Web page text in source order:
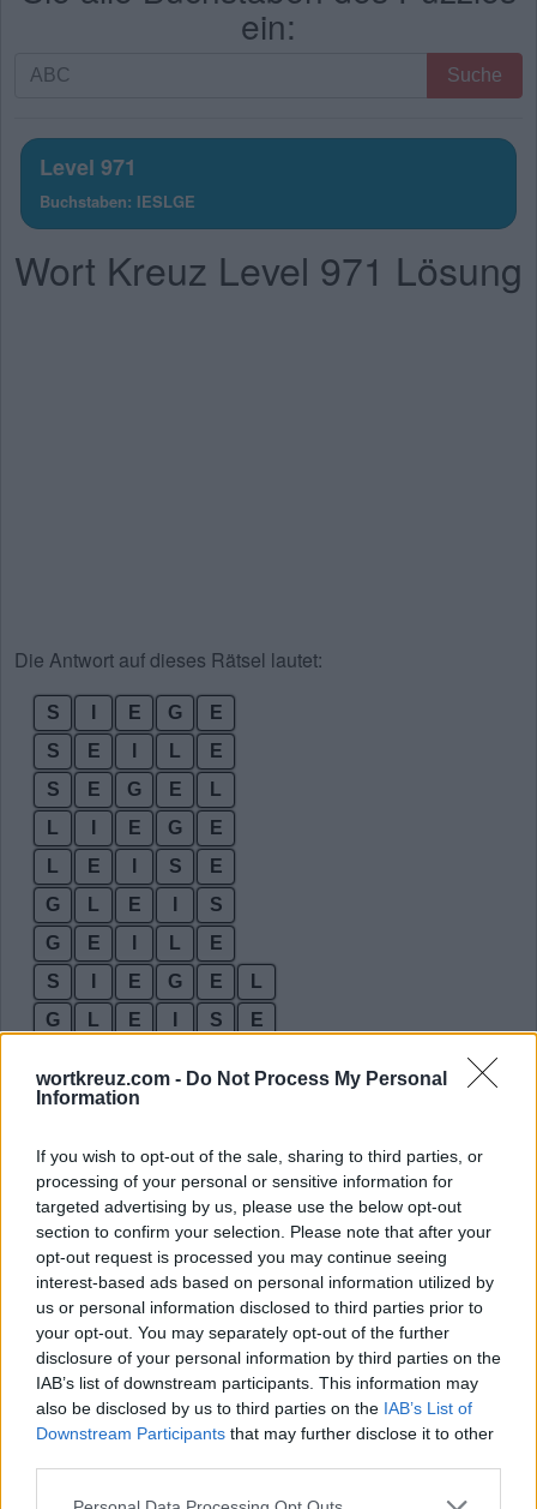
wortkreuz.com - Do Not Process My Personal
Information
If you wish to opt-out of the sale, sharing to third parties, or
processing of your personal or sensitive information for
targeted advertising by us, please use the below opt-out
section to confirm your selection. Please note that after your
opt-out request is processed you may continue seeing
interest-based ads based on personal information utilized by
us or personal information disclosed to third parties prior to
your opt-out. You may separately opt-out of the further
disclosure of your personal information by third parties on the
IAB’s list of downstream participants. This information may
also be disclosed by us to third parties on the IAB’s List of
Downstream Participants that may further disclose it to other
ein:
Suche
Geben
Sie
alle
Buchstaben
des
Suche
Level 971
Buchstaben: IESLGE
Wort Kreuz Level 971 Lösung
Die Antwort auf dieses Rätsel lautet:
S E G
E
S
E L
E
S
E G E
L
L
E G
E
L
E S
E
G
L E
S
G
E L
E
S
E G E
L
G
L E S
E
G
E I
Bonusworte:
S E L I G
E
I
G E L
E
S
E G L
E
S
E I G
E
S
E L I
G
S
I E L
E
S
I G L
E
E
I L
E